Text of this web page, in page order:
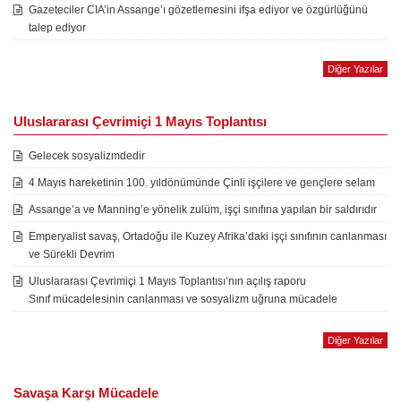
Gazeteciler CIA’in Assange’ı gözetlemesini ifşa ediyor ve özgürlüğünü
talep ediyor
Diğer Yazılar
Uluslararası Çevrimiçi 1 Mayıs Toplantısı
Gelecek sosyalizmdedir
4 Mayıs hareketinin 100. yıldönümünde Çinli işçilere ve gençlere selam
Assange’a ve Manning’e yönelik zulüm, işçi sınıfına yapılan bir saldırıdır
Emperyalist savaş, Ortadoğu ile Kuzey Afrika’daki işçi sınıfının canlanması
ve Sürekli Devrim
Uluslararası Çevrimiçi 1 Mayıs Toplantısı’nın açılış raporu
Sınıf mücadelesinin canlanması ve sosyalizm uğruna mücadele
Diğer Yazılar
Savaşa Karşı Mücadele